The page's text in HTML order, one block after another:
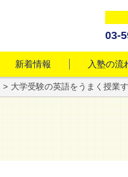
03-
新着情報 入塾の流
> 大学受験の英語をうまく授業